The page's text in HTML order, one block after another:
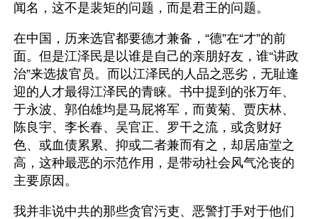
闻名，这不是裴矩的问题，而是君王的问题。
在中国，历来选官都要德才兼备，“德”在“才”的前
面。但是江泽民是以谁是自己的亲朋好友，谁“讲政
治”来选拔官员。而以江泽民的人品之恶劣，无耻逢
迎的人才最得江泽民的青睐。书中提到的张万年、
于永波、郭伯雄均是马屁将军，而黄菊、贾庆林、
陈良宇、李长春、吴官正、罗干之流，或贪财好
色、或血债累累、抑或二者兼而有之，却居庙堂之
高，这种最恶的示范作用，是带动社会风气沦丧的
主要原因。
我并非说中共的那些贪官污吏、恶警打手对于他们